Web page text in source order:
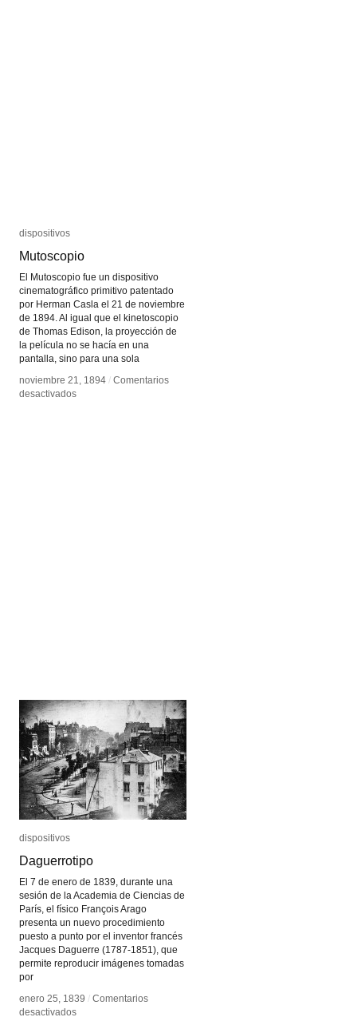
dispositivos
Mutoscopio
El Mutoscopio fue un dispositivo
cinematográfico primitivo patentado
por Herman Casla el 21 de noviembre
de 1894. Al igual que el kinetoscopio
de Thomas Edison, la proyección de
la película no se hacía en una
pantalla, sino para una sola
noviembre 21, 1894 / Comentarios
desactivadosen
dispositivos
Mutoscopio
noviembre 21, 1894 / Comentarios
desactivadosen
dispositivos
Daguerrotipo
El 7 de enero de 1839, durante una
sesión de la Academia de Ciencias de
París, el físico François Arago
presenta un nuevo procedimiento
puesto a punto por el inventor francés
Jacques Daguerre (1787-1851), que
permite reproducir imágenes tomadas
por
enero 25, 1839 / Comentarios
desactivadosen
dispositivos
Daguerrotipo
enero 25, 1839 / Comentarios
desactivadosen